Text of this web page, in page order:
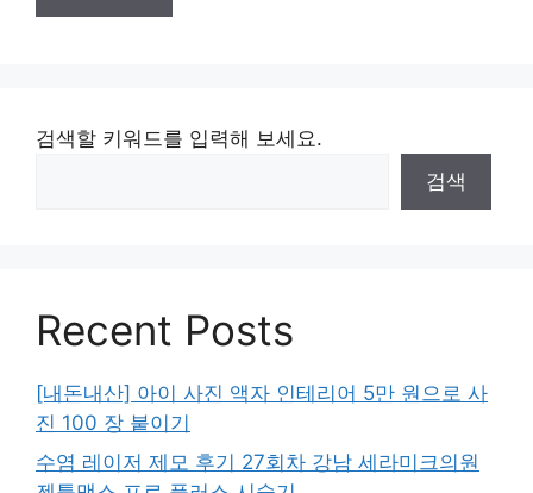
검색할 키워드를 입력해 보세요.
검색
Recent Posts
[내돈내산] 아이 사진 액자 인테리어 5만 원으로 사
진 100 장 붙이기
수염 레이저 제모 후기 27회차 강남 세라미크의원